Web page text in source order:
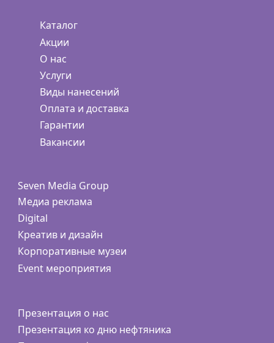
Каталог
Акции
О нас
Услуги
Виды нанесений
Оплата и доставка
Гарантии
Вакансии
Seven Media Group
Медиа реклама
Digital
Креатив и дизайн
Корпоративные музеи
Event мероприятия
Презентация о нас
Презентация ко дню нефтяника